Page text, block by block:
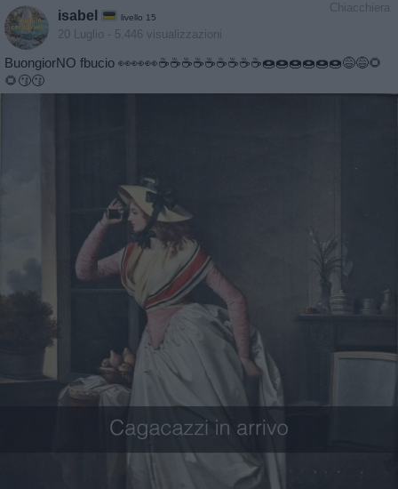
Chiacchiera
isabel livello 15
20 Luglio - 5.446 visualizzazioni
BuongiorNO fbucio 👀👀👀☕️☕️☕️☕️☕️☕️☕️☕️☕️🍩🍩🍩🍩🍩🍩😅😅🌻
🌻😗😗